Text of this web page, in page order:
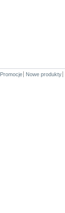
Promocje Nowe produkty